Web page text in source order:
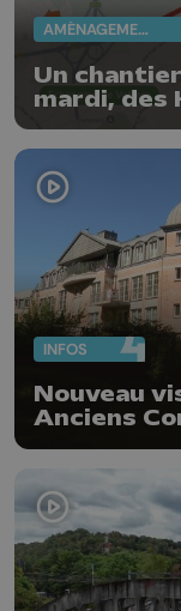
AMÉNAGEMENT DU TERRITOIRE
Un
mardi, des
INFOS
Nouveau
Anciens